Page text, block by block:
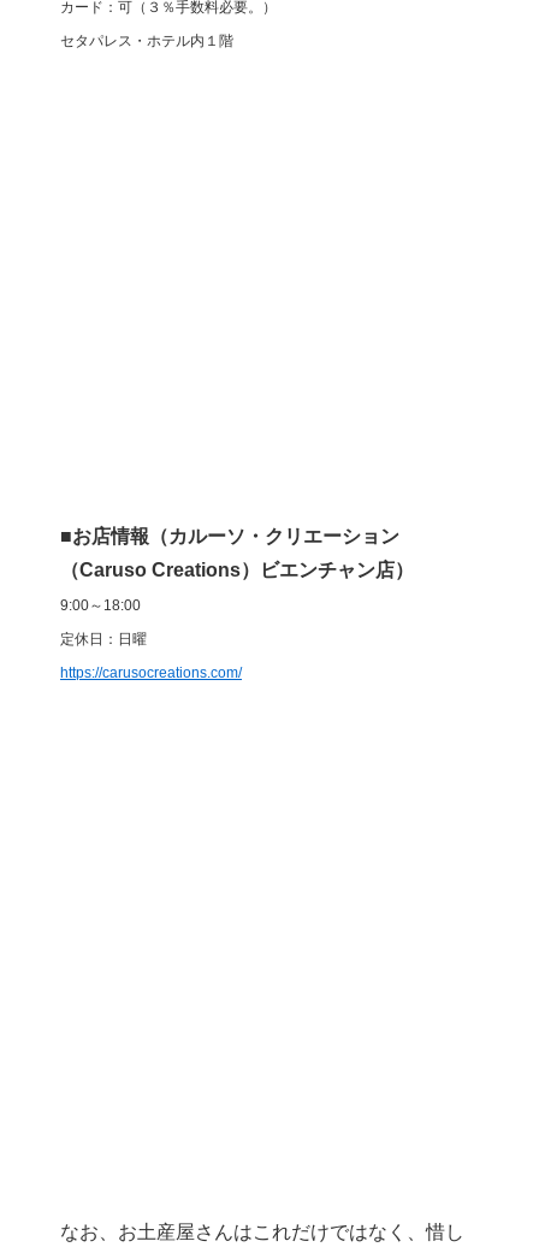
カード：可（３％手数料必要。）
セタパレス・ホテル内１階
■お店情報（カルーソ・クリエーション
（Caruso Creations）ビエンチャン店）
9:00～18:00
定休日：日曜
https://carusocreations.com/
なお、お土産屋さんはこれだけではなく、惜し